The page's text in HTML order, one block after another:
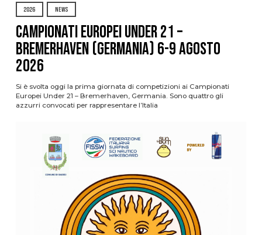
2026 NEWS
Campionati Europei Under 21 –
Bremerhaven (Germania) 6-9 agosto
2026
Si è svolta oggi la prima giornata di competizioni ai Campionati
Europei Under 21 – Bremerhaven, Germania. Sono quattro gli
azzurri convocati per rappresentare l’Italia